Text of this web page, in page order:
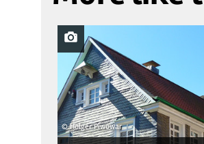
© Holger Piwowar